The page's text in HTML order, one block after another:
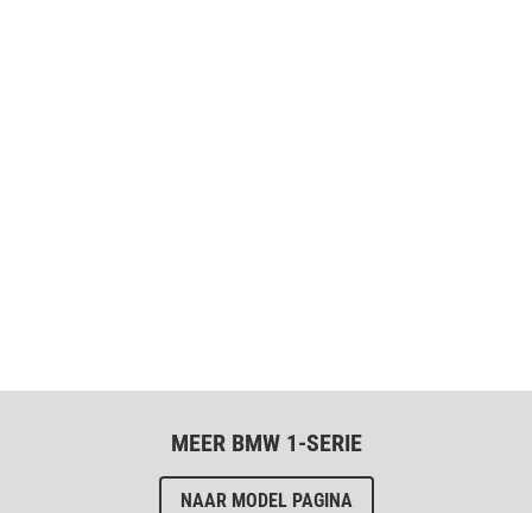
MEER BMW 1-SERIE
NAAR MODEL PAGINA